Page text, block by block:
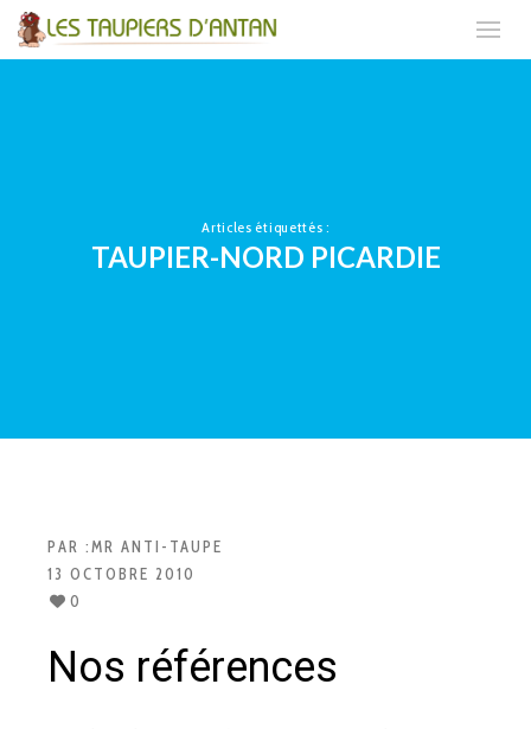
Articles étiquettés :
TAUPIER-NORD PICARDIE
PAR :MR ANTI-TAUPE
13 OCTOBRE 2010
0
Nos références